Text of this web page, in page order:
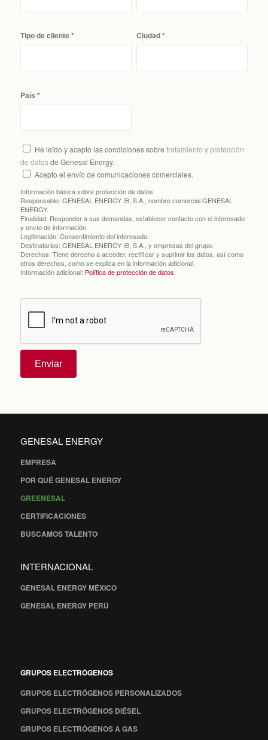
Tipo de cliente Ciudad
País
He leído y acepto las condiciones sobre tratamiento y protección
de datosde Genesal Energy.
Acepto el envío de comunicaciones comerciales.
Información básica sobre protección de datos
Responsable: GENESAL ENERGY IB, S.A., nombre comercial GENESAL
ENERGY.
Finalidad: Responder a sus demandas, establecer contacto con el interesado
y envío de información.
Legitimación: Consentimiento del interesado.
Destinatarios: GENESAL ENERGY IB, S.A., y empresas del grupo.
Derechos: Tiene derecho a acceder, rectificar y suprimir los datos, así como
otros derechos, como se explica en la información adicional.
Información adicional: Política de protección de datos
Enviar
GENESAL ENERGY
EMPRESA
POR QUÉ GENESAL ENERGY
GREENESAL
CERTIFICACIONES
BUSCAMOS TALENTO
INTERNACIONAL
GENESAL ENERGY MÉXICO
GENESAL ENERGY PERÚ
GRUPOS ELECTRÓGENOS
GRUPOS ELECTRÓGENOS PERSONALIZADOS
GRUPOS ELECTRÓGENOS DIÉSEL
GRUPOS ELECTRÓGENOS A GAS